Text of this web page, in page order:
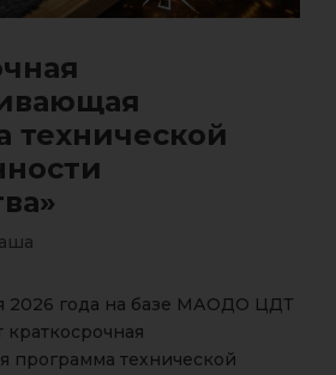
технической
2026 года на базе МАОДО ЦДТ
краткосрочная
программа технической